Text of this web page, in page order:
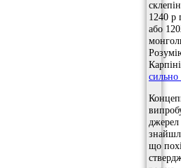
1240 р
або
джерел
що